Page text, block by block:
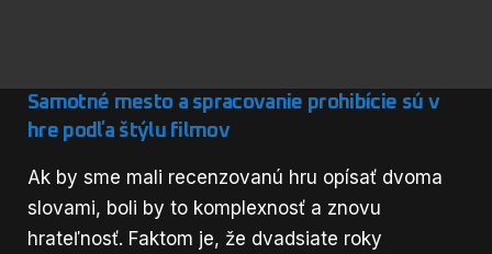
Samotné mesto a spracovanie prohibície sú v
hre podľa štýlu filmov
Ak by sme mali recenzovanú hru opísať dvoma
slovami, boli by to komplexnosť a znovu
hrateľnosť. Faktom je, že dvadsiate roky